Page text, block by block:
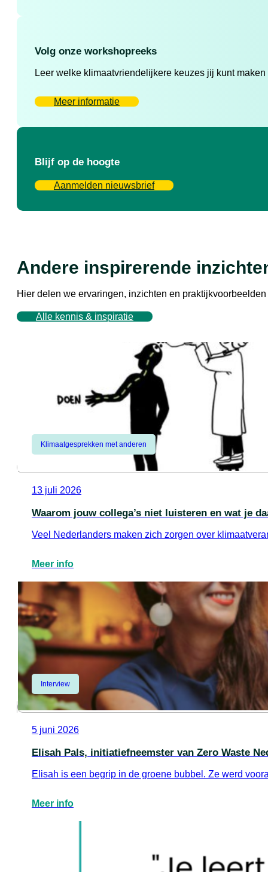
Volg onze workshopreeks
Leer welke klimaatvriendelijkere keuzes jij kunt
Meer informatie
Blijf op de hoogte
Aanmelden nieuwsbrief
Andere inspirerende
Hier delen we ervaringen, inzichten en
Alle kennis & inspiratie
Klimaatgesprekken met anderen
13 juli 2026
Waarom jouw collega’s niet luisteren en wat je
Veel Nederlanders maken zich zorgen over
Meer info
Interview
5 juni 2026
Elisah Pals, initiatiefneemster van Zero Waste
Elisah is een begrip in de groene bubbel. Ze werd
Meer info